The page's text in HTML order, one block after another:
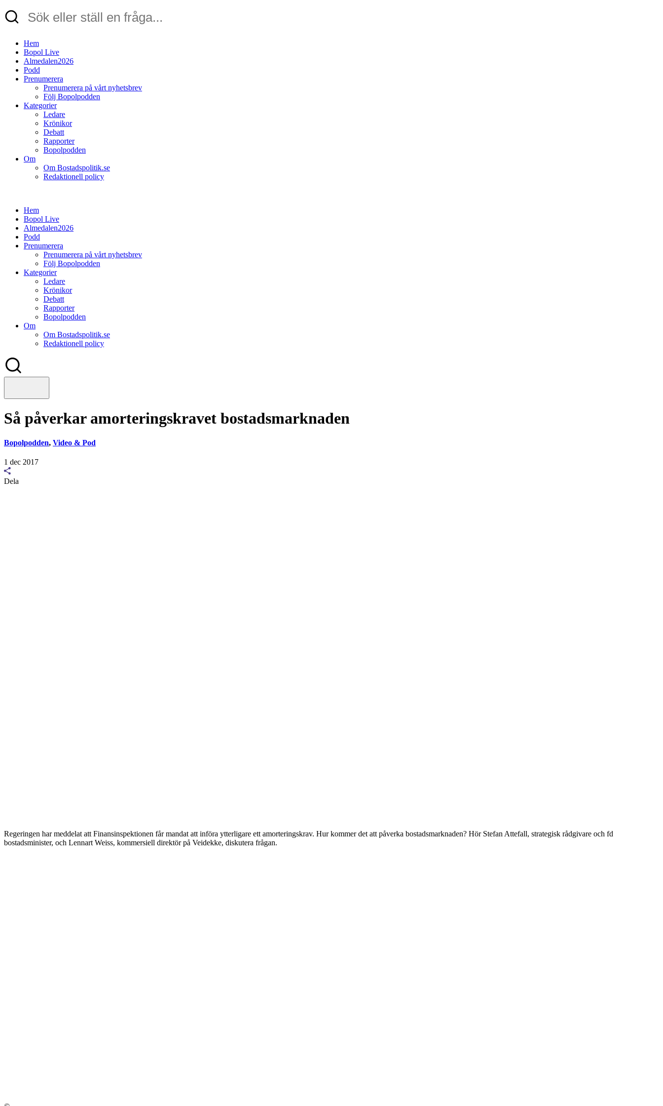
Hem
Bopol Live
Almedalen2026
Podd
Prenumerera
Prenumerera på vårt nyhetsbrev
Följ Bopolpodden
Kategorier
Ledare
Krönikor
Debatt
Rapporter
Bopolpodden
Om
Om Bostadspolitik.se
Redaktionell policy
Hem
Bopol Live
Almedalen2026
Podd
Prenumerera
Prenumerera på vårt nyhetsbrev
Följ Bopolpodden
Kategorier
Ledare
Krönikor
Debatt
Rapporter
Bopolpodden
Om
Om Bostadspolitik.se
Redaktionell policy
Så påverkar amorteringskravet bostadsmarknaden
Bopolpodden, Video & Pod
1 dec 2017
Dela
Regeringen har meddelat att Finansinspektionen får mandat att införa ytterligare ett amorteringskrav. Hur kommer det att påverka bostadsmarknaden? Hör Stefan Attefall, strategisk rådgivare och fd
bostadsminister, och Lennart Weiss, kommersiell direktör på Veidekke, diskutera frågan.